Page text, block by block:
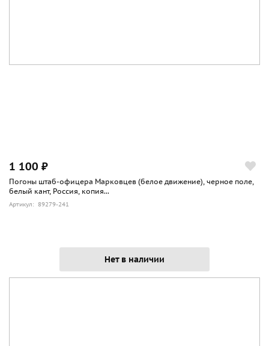
1 100 ₽
Погоны штаб-офицера Марковцев (белое движение), черное поле,
белый кант, Россия, копия...
Артикул: 89279-241
Нет в наличии